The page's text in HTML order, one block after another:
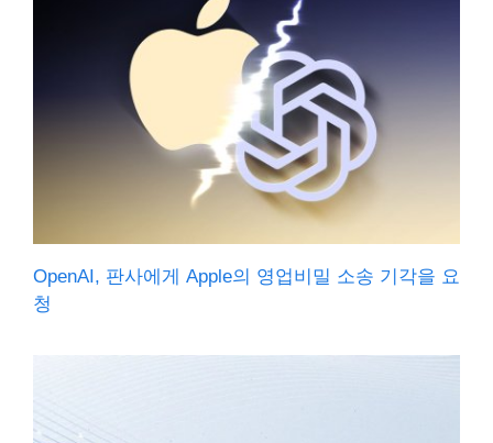
OpenAI, 판사에게 Apple의 영업비밀 소송 기각을 요
청